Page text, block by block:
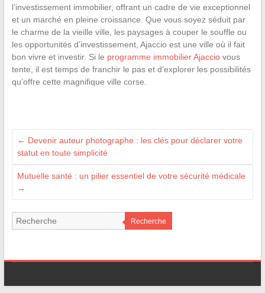
l’investissement immobilier, offrant un cadre de vie exceptionnel
et un marché en pleine croissance. Que vous soyez séduit par
le charme de la vieille ville, les paysages à couper le souffle ou
les opportunités d’investissement, Ajaccio est une ville où il fait
bon vivre et investir. Si le programme immobilier Ajacciovous
tente, il est temps de franchir le pas et d’explorer les possibilités
qu’offre cette magnifique ville corse.
← Devenir auteur photographe : les clés pour déclarer votre
statut en toute simplicité
Mutuelle santé : un pilier essentiel de votre sécurité médicale
→
Recherche